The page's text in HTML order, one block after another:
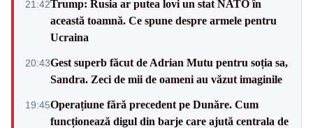
21:42Trump: Rusia ar putea lovi un stat NATO în
această toamnă. Ce spune despre armele pentru
Ucraina
20:43Gest superb făcut de Adrian Mutu pentru soția sa,
Sandra. Zeci de mii de oameni au văzut imaginile
19:45Operațiune fără precedent pe Dunăre. Cum
funcționează digul din barje care ajută centrala de